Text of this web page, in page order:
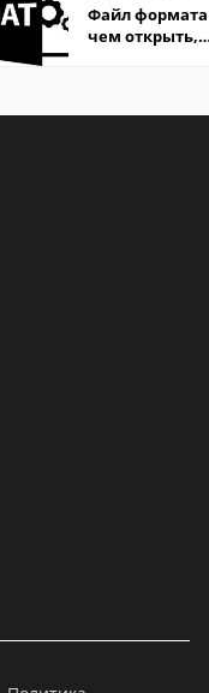
Файл формата
чем открыть,